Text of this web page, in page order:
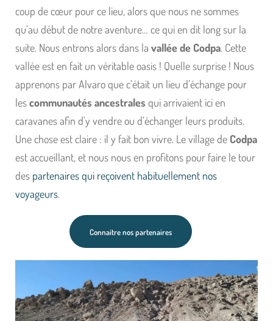
coup de cœur pour ce lieu, alors que nous ne sommes
qu’au début de notre aventure… ce qui en dit long sur la
suite. Nous entrons alors dans la vallée de Codpa. Cette
vallée est en fait un véritable oasis ! Quelle surprise ! Nous
apprenons par Alvaro que c’était un lieu d’échange pour
lescommunautés ancestrales qui arrivaient ici en
caravanes afin d’y vendre ou d’échanger leurs produits.
Une chose est claire : il y fait bon vivre. Le village de Codpa
est accueillant, et nous nous en profitons pour faire le tour
des partenaires qui reçoivent habituellement nos
voyageurs.
Connaitre nos partenaires